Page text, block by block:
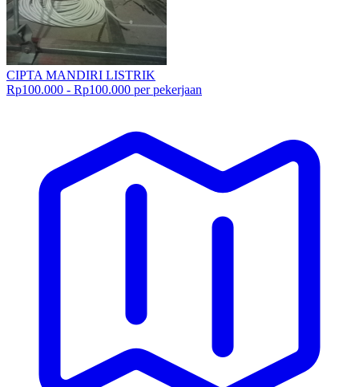
CIPTA MANDIRI LISTRIK
Rp100.000 - Rp100.000 per pekerjaan